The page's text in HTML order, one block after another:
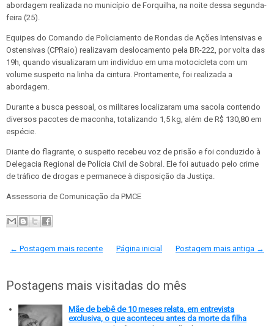
abordagem realizada no município de Forquilha, na noite dessa segunda-
feira (25).
Equipes do Comando de Policiamento de Rondas de Ações Intensivas e
Ostensivas (CPRaio) realizavam deslocamento pela BR-222, por volta das
19h, quando visualizaram um indivíduo em uma motocicleta com um
volume suspeito na linha da cintura. Prontamente, foi realizada a
abordagem.
Durante a busca pessoal, os militares localizaram uma sacola contendo
diversos pacotes de maconha, totalizando 1,5 kg, além de R$ 130,80 em
espécie.
Diante do flagrante, o suspeito recebeu voz de prisão e foi conduzido à
Delegacia Regional de Polícia Civil de Sobral. Ele foi autuado pelo crime
de tráfico de drogas e permanece à disposição da Justiça.
Assessoria de Comunicação da PMCE
← Postagem mais recente Postagem mais antiga →
Página inicial
Postagens mais visitadas do mês
Mãe de bebê de 10 meses relata, em entrevista
exclusiva, o que aconteceu antes da morte da filha